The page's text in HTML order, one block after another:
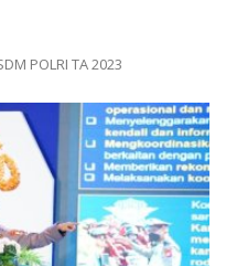
POLRI TA 2023